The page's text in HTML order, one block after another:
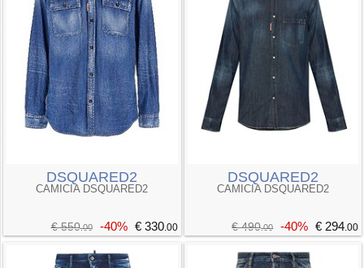
DSQUARED2
CAMICIA DSQUARED2
€ 550.00 -40% € 330.00
DSQUARED2
CAMICIA DSQUARED2
€ 490.00 -40% € 294.00